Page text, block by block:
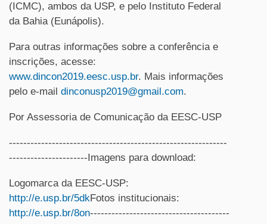
(ICMC), ambos da USP, e pelo Instituto Federal
da Bahia (Eunápolis).
Para outras informações sobre a conferência e
inscrições, acesse:
www.dincon2019.eesc.usp.br. Mais informações
pelo e-mail dinconusp2019@gmail.com.
Por Assessoria de Comunicação da EESC-USP
-------------------------------------------------------------
----------------------Imagens para download:
Logomarca da EESC-USP:
http://e.usp.br/5dkFotos institucionais:
http://e.usp.br/8on---------------------------------------